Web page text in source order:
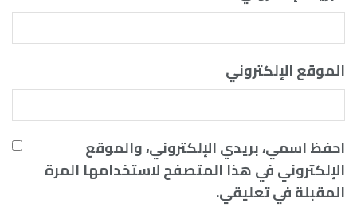
الموقع الإلكتروني
احفظ اسمي، بريدي الإلكتروني، والموقع
الإلكتروني في هذا المتصفح لاستخدامها المرة
المقبلة في تعليقي.